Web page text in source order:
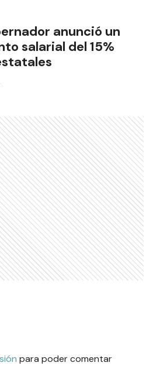
anunció un
salarial del 15%
para poder comentar